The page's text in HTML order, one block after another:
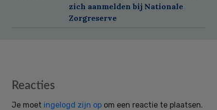
zich aanmelden bij Nationale
Zorgreserve
Reader
Reacties
Je moet ingelogd zijn op om een reactie te plaatsen.